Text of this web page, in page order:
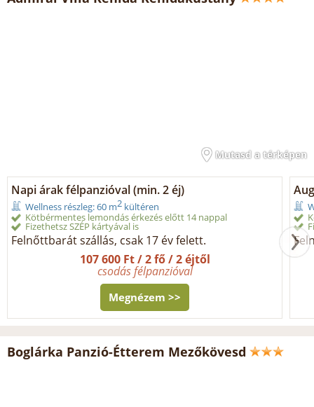
Mutasd a térképen
Napi árak félpanzióval (min. 2 éj)
Wellness részleg: 60 m2 kültéren
Kötbérmentes lemondás érkezés előtt 14 nappal
Fizethetsz SZÉP kártyával is
Felnőttbarát szállás, csak 17 év felett.
107 600 Ft / 2 fő / 2 éjtől
csodás félpanzióval
Megnézem >>
Boglárka Panzió-Étterem Mezőkövesd